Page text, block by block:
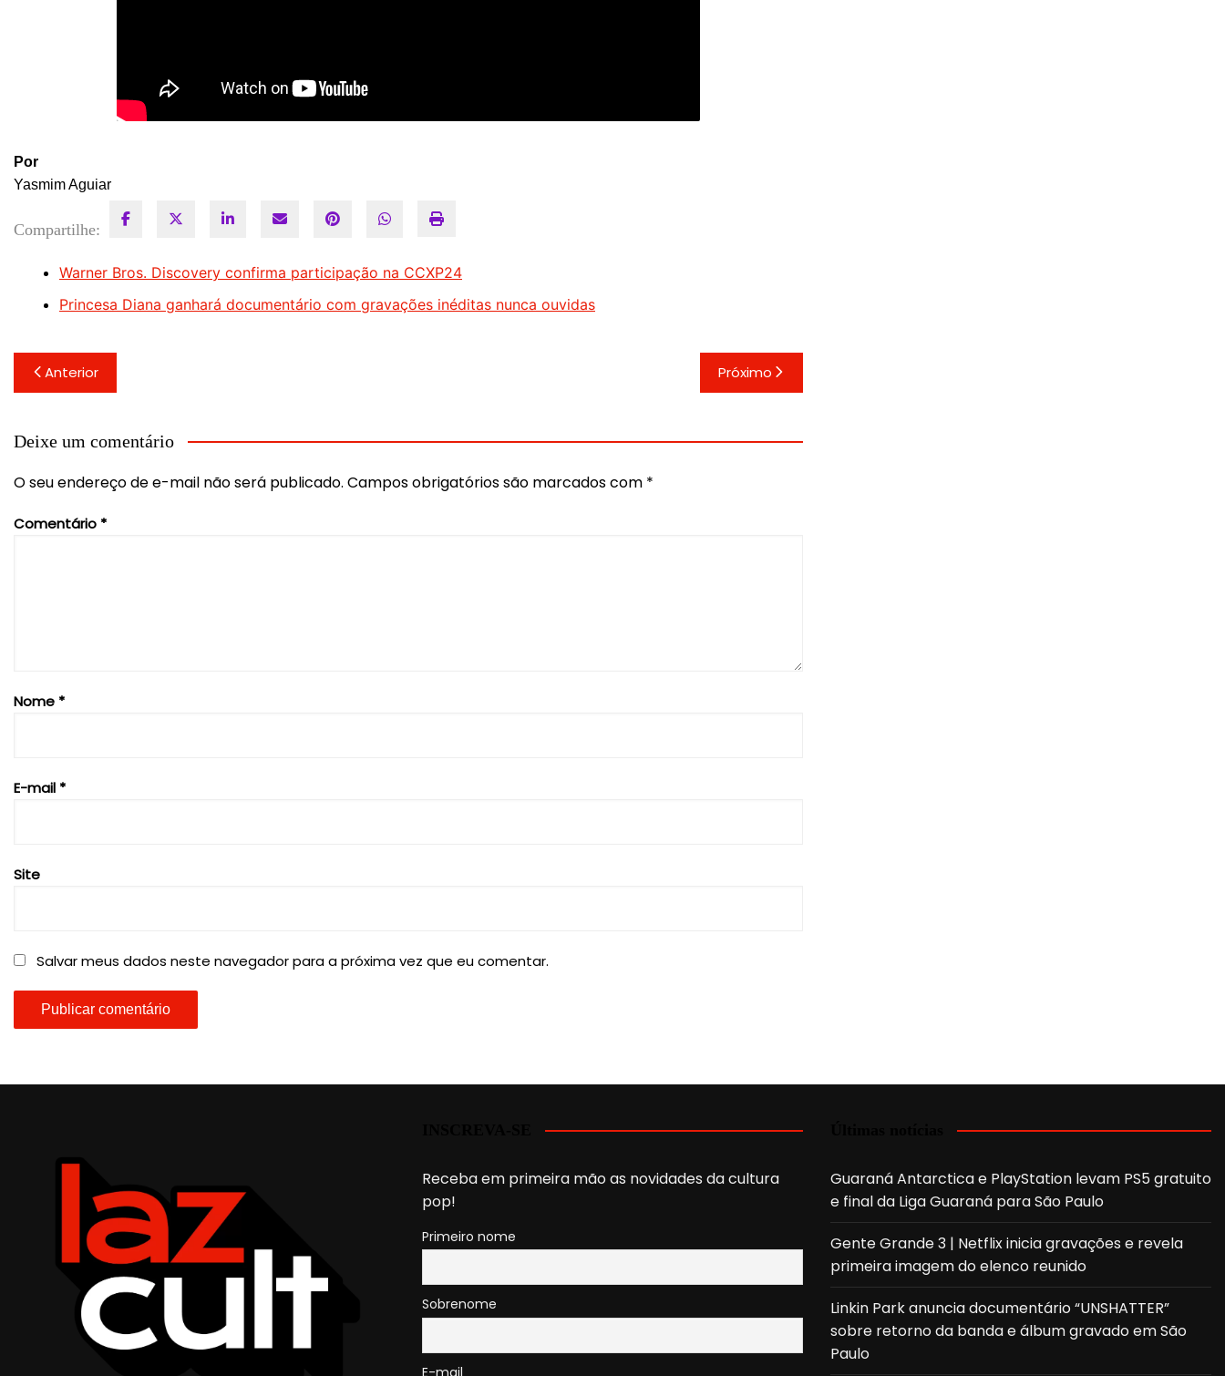
Por
Yasmim Aguiar
Compartilhe:
Warner Bros. Discovery confirma participação na CCXP24
Princesa Diana ganhará documentário com gravações inéditas nunca ouvidas
Navegação
de
Post
Anterior Próximo
Deixe um comentário
O seu endereço de e-mail não será publicado. Campos obrigatórios são marcados com *
Comentário *
Nome *
E-mail *
Site
Salvar meus dados neste navegador para a próxima vez que eu comentar.
Receba em primeira mão as novidades da cultura
pop!
Primeiro nome
Sobrenome
E-mail
Guaraná Antarctica e PlayStation levam PS5 gratuito
e final da Liga Guaraná para São Paulo
Gente Grande 3 | Netflix inicia gravações e revela
primeira imagem do elenco reunido
Linkin Park anuncia documentário “UNSHATTER”
sobre retorno da banda e álbum gravado em São
Paulo